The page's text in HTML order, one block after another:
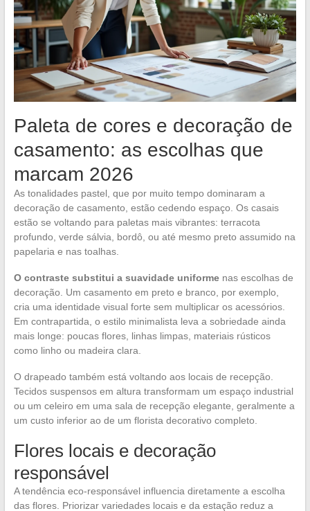
Paleta de cores e decoração de
casamento: as escolhas que
marcam 2026
As tonalidades pastel, que por muito tempo dominaram a
decoração de casamento, estão cedendo espaço. Os casais
estão se voltando para paletas mais vibrantes: terracota
profundo, verde sálvia, bordô, ou até mesmo preto assumido na
papelaria e nas toalhas.
O contraste substitui a suavidade uniformenas escolhas de
decoração. Um casamento em preto e branco, por exemplo,
cria uma identidade visual forte sem multiplicar os acessórios.
Em contrapartida, o estilo minimalista leva a sobriedade ainda
mais longe: poucas flores, linhas limpas, materiais rústicos
como linho ou madeira clara.
O drapeado também está voltando aos locais de recepção.
Tecidos suspensos em altura transformam um espaço industrial
ou um celeiro em uma sala de recepção elegante, geralmente a
um custo inferior ao de um florista decorativo completo.
Flores locais e decoração
responsável
A tendência eco-responsável influencia diretamente a escolha
das flores. Priorizar variedades locais e da estação reduz a